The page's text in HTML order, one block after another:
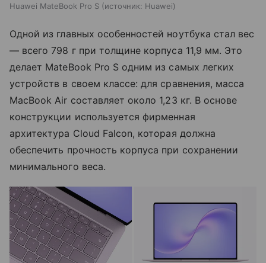
Huawei MateBook Pro S источник: Huawei
Одной из главных особенностей ноутбука стал вес
— всего 798 г при толщине корпуса 11,9 мм. Это
делает MateBook Pro S одним из самых легких
устройств в своем классе: для сравнения, масса
MacBook Air составляет около 1,23 кг. В основе
конструкции используется фирменная
архитектура Cloud Falcon, которая должна
обеспечить прочность корпуса при сохранении
минимального веса.